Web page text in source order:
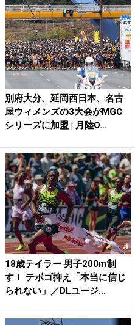
別府大分、延岡西日本、名古
屋ウィメンズの3大会がMGC
シリーズに加盟 | 月陸O...
18歳テイラー 男子200m制
す！ テボゴ抑え「本当に信じ
られない」／DLユージ...